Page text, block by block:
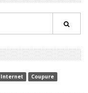
Internet Coupure